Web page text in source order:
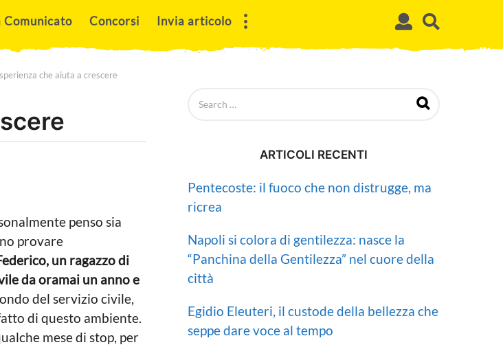
Comunicato Concorsi Invia articolo
che aiuta a crescere
penso sia
provare
un ragazzo di
da oramai un anno e
del servizio civile,
di questo ambiente.
mese di stop, per
o
:
ARTICOLI RECENTI
Pentecoste: il fuoco che non distrugge, ma
ricrea
Napoli si colora di gentilezza: nasce la
“Panchina della Gentilezza” nel cuore della
città
Egidio Eleuteri, il custode della bellezza che
seppe dare voce al tempo